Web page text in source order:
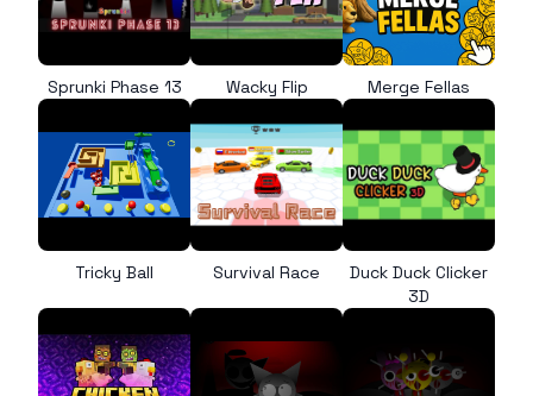
Sprunki Phase 13 Wacky Flip Merge Fellas
Tricky Ball Survival Race
Duck Duck Clicker
3D